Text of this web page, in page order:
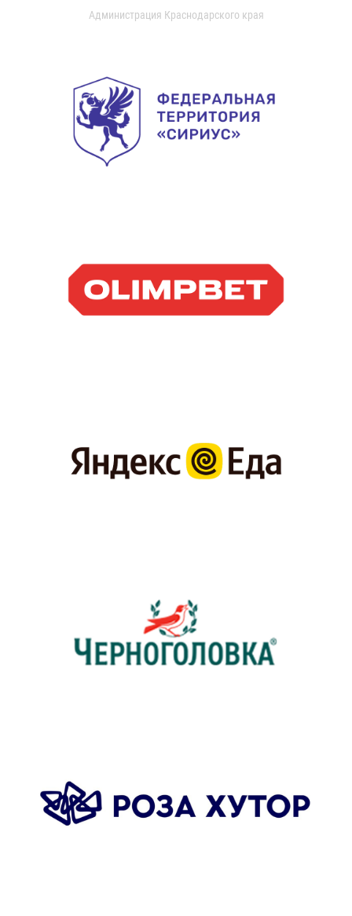
Администрация Краснодарского края